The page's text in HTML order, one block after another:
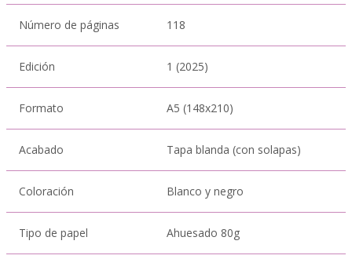
Número de páginas 118
Edición 1 (2025)
Formato A5 (148x210)
Acabado Tapa blanda (con solapas)
Coloración Blanco y negro
Tipo de papel Ahuesado 80g